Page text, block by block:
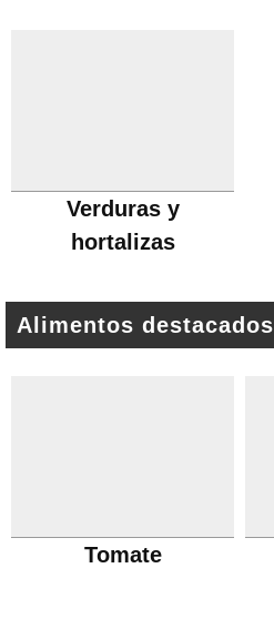
Verduras y
hortalizas
Alimentos destacados
Tomate